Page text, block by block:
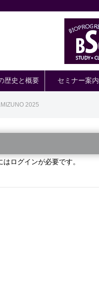
歴史と概要 セミナー案内
2025
ログインが必要です。